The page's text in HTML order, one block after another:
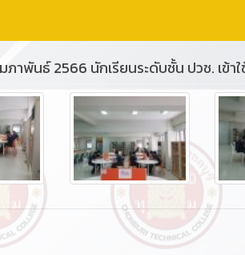
ภาพันธ์ 2566 นักเรียนระดับชั้น ปวช. เข้